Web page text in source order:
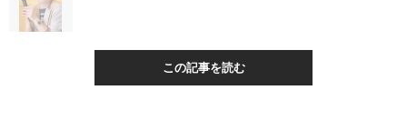
この記事を読む